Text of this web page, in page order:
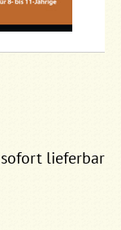
sofort lieferbar